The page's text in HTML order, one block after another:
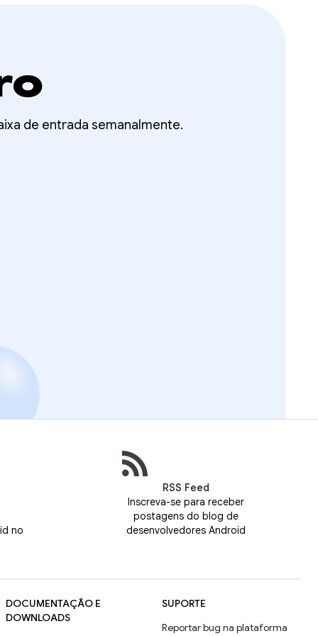
de entrada semanalmente.
no
RSS Feed
Inscreva-se para receber
postagens do blog de
desenvolvedores Android
DOCUMENTAÇÃO E
DOWNLOADS
SUPORTE
Reportar bug na plataforma